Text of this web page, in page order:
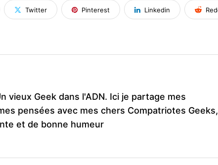
Twitter Pinterest Linkedin
vieux Geek dans l'ADN. Ici je partage mes
pensées avec mes chers Compatriotes
et de bonne humeur